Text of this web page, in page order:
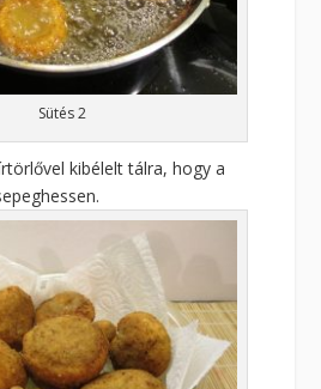
Sütés 2
kibélelt tálra, hogy a